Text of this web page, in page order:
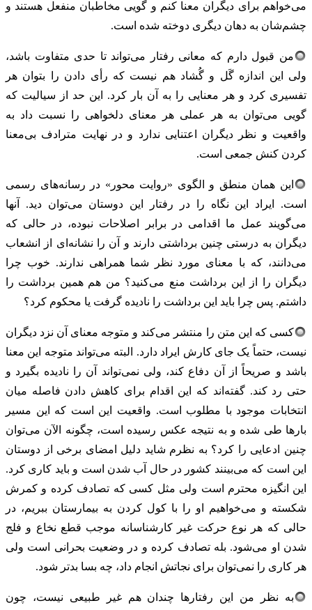
می‌خواهم برای دیگران معنا کنم و گویی مخاطبان منفعل‌ هستند و
چشم‌شان به دهان دیگری دوخته شده است.
من قبول دارم که معانی رفتار می‌تواند تا حدی متفاوت باشد،
ولی این اندازه گَل و گُشاد هم نیست که رأی دادن را بتوان هر
تفسیری کرد و هر معنایی را به آن بار کرد. این حد از سیالیت که
گویی می‌توان به هر عملی هر معنای دلخواهی را نسبت داد به
واقعیت و نظر دیگران اعتنایی ندارد و در نهایت مترادف بی‌معنا
کردن کنش جمعی است.
این همان منطق و الگوی «روایت محور» در رسانه‌های رسمی
است. ایراد این نگاه را در رفتار این دوستان می‌توان دید. آنها
می‌گویند عمل ما اقدامی در برابر اصلاحات نبوده، در حالی که
دیگران به درستی چنین برداشتی دارند و آن را نشانه‌ای از انشعاب
می‌دانند، که با معنای مورد نظر شما همراهی ندارند. خوب چرا
دیگران را از این برداشت منع می‌کنید؟ من هم همین برداشت را
داشتم. پس چرا باید این برداشت را نادیده گرفت یا محکوم کرد؟
کسی که این متن را منتشر می‌کند و متوجه معنای آن نزد دیگران
نیست، حتماً یک جای کارش ایراد دارد. البته می‌تواند متوجه این معنا
باشد و صریحاً از آن دفاع کند، ولی نمی‌تواند آن را نادیده بگیرد و
حتی رد کند. گفته‌اند که این اقدام برای کاهش دادن فاصله میان
انتخابات موجود با مطلوب است. واقعیت این است که این مسیر
بارها طی شده و به نتیجه عکس رسیده است، چگونه الآن می‌توان
چنین ادعایی را کرد؟ به نظرم شاید دلیل امضای برخی از دوستان
این است که می‌بینند کشور در حال آب شدن است و باید کاری کرد.
این انگیزه محترم است ولی مثل کسی که تصادف کرده و کمرش
شکسته و می‌خواهیم او را با کول کردن به بیمارستان ببریم، در
حالی که هر نوع حرکت غیر کارشناسانه موجب قطع نخاع و فلج
شدن او می‌شود. بله تصادف کرده و در وضعیت بحرانی است ولی
هر کاری را نمی‌توان برای نجاتش انجام داد، چه بسا بدتر شود.
به نظر من این رفتارها چندان هم غیر طبیعی نیست، چون